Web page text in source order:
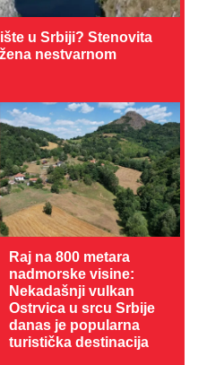
u Srbiji? Stenovita
nestvarnom
Raj na 800 metara
nadmorske visine:
Nekadašnji vulkan
Ostrvica u srcu Srbije
danas je popularna
turistička destinacija